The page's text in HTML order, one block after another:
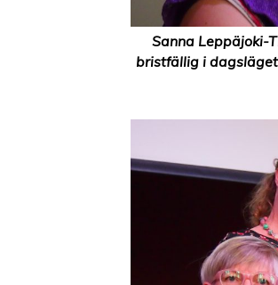
Sanna Leppäjoki-
bristfällig i